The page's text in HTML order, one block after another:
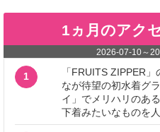
1ヵ月のアク
2026-07-10～
1
「FRUITS ZIPPER
なが待望の初水着グ
イ」でメリハリのあ
下着みたいなものを